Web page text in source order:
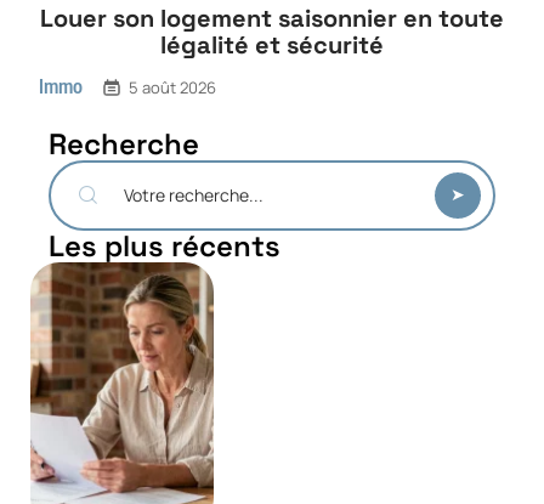
Louer son logement saisonnier en toute
légalité et sécurité
Immo 5 août 2026
Recherche
Les plus récents